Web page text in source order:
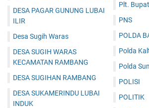
DESA PAGAR GUNUNG LUBAI
ILIR
Desa Sugih Waras
DESA SUGIH WARAS
KECAMATAN RAMBANG
DESA SUGIHAN RAMBANG
DESA SUKAMERINDU LUBAI
INDUK
Plt.
PNS
POLDA
Polda
Polda
POLISI
POLITIK